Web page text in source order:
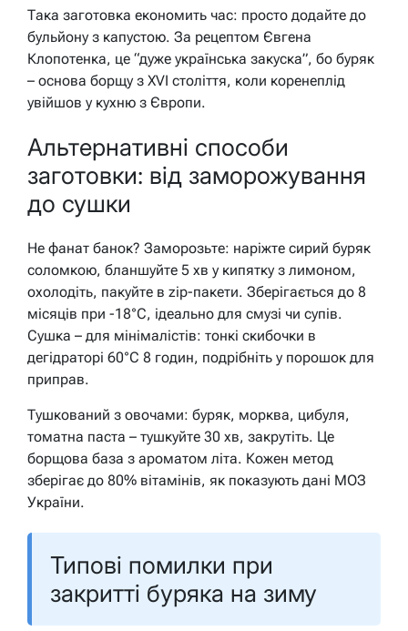
Така заготовка економить час: просто додайте до
бульйону з капустою. За рецептом Євгена
Клопотенка, це “дуже українська закуска”, бо буряк
– основа борщу з XVI століття, коли коренеплід
увійшов у кухню з Європи.
Альтернативні способи
заготовки: від заморожування
до сушки
Не фанат банок? Заморозьте: наріжте сирий буряк
соломкою, бланшуйте 5 хв у кипятку з лимоном,
охолодіть, пакуйте в zip-пакети. Зберігається до 8
місяців при -18°C, ідеально для смузі чи супів.
Сушка – для мінімалістів: тонкі скибочки в
дегідраторі 60°C 8 годин, подрібніть у порошок для
приправ.
Тушкований з овочами: буряк, морква, цибуля,
томатна паста – тушкуйте 30 хв, закрутіть. Це
борщова база з ароматом літа. Кожен метод
зберігає до 80% вітамінів, як показують дані МОЗ
України.
Типові помилки при
закритті буряка на зиму